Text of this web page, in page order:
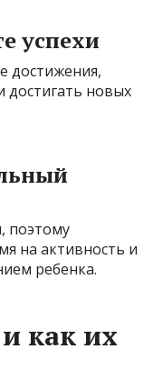
успехи
достижения,
достигать новых
поэтому
на активность и
ребенка.
как их